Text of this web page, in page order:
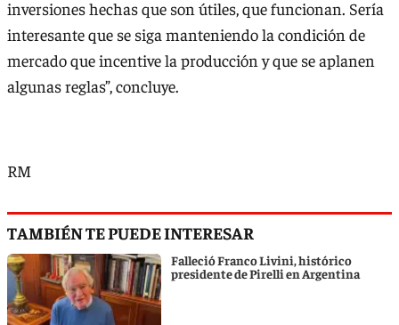
inversiones hechas que son útiles, que funcionan. Sería
interesante que se siga manteniendo la condición de
mercado que incentive la producción y que se aplanen
algunas reglas”, concluye.
RM
TAMBIÉN TE PUEDE INTERESAR
Falleció Franco Livini, histórico
presidente de Pirelli en Argentina